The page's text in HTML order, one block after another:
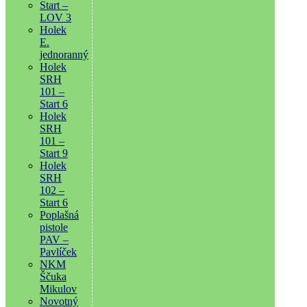
Start –
LOV 3
Holek
E.
jednoranný
Holek
SRH
101 –
Start 6
Holek
SRH
101 –
Start 9
Holek
SRH
102 –
Start 6
Poplašná
pistole
PAV –
Pavlíček
NKM
Ščuka
Mikulov
Novotný